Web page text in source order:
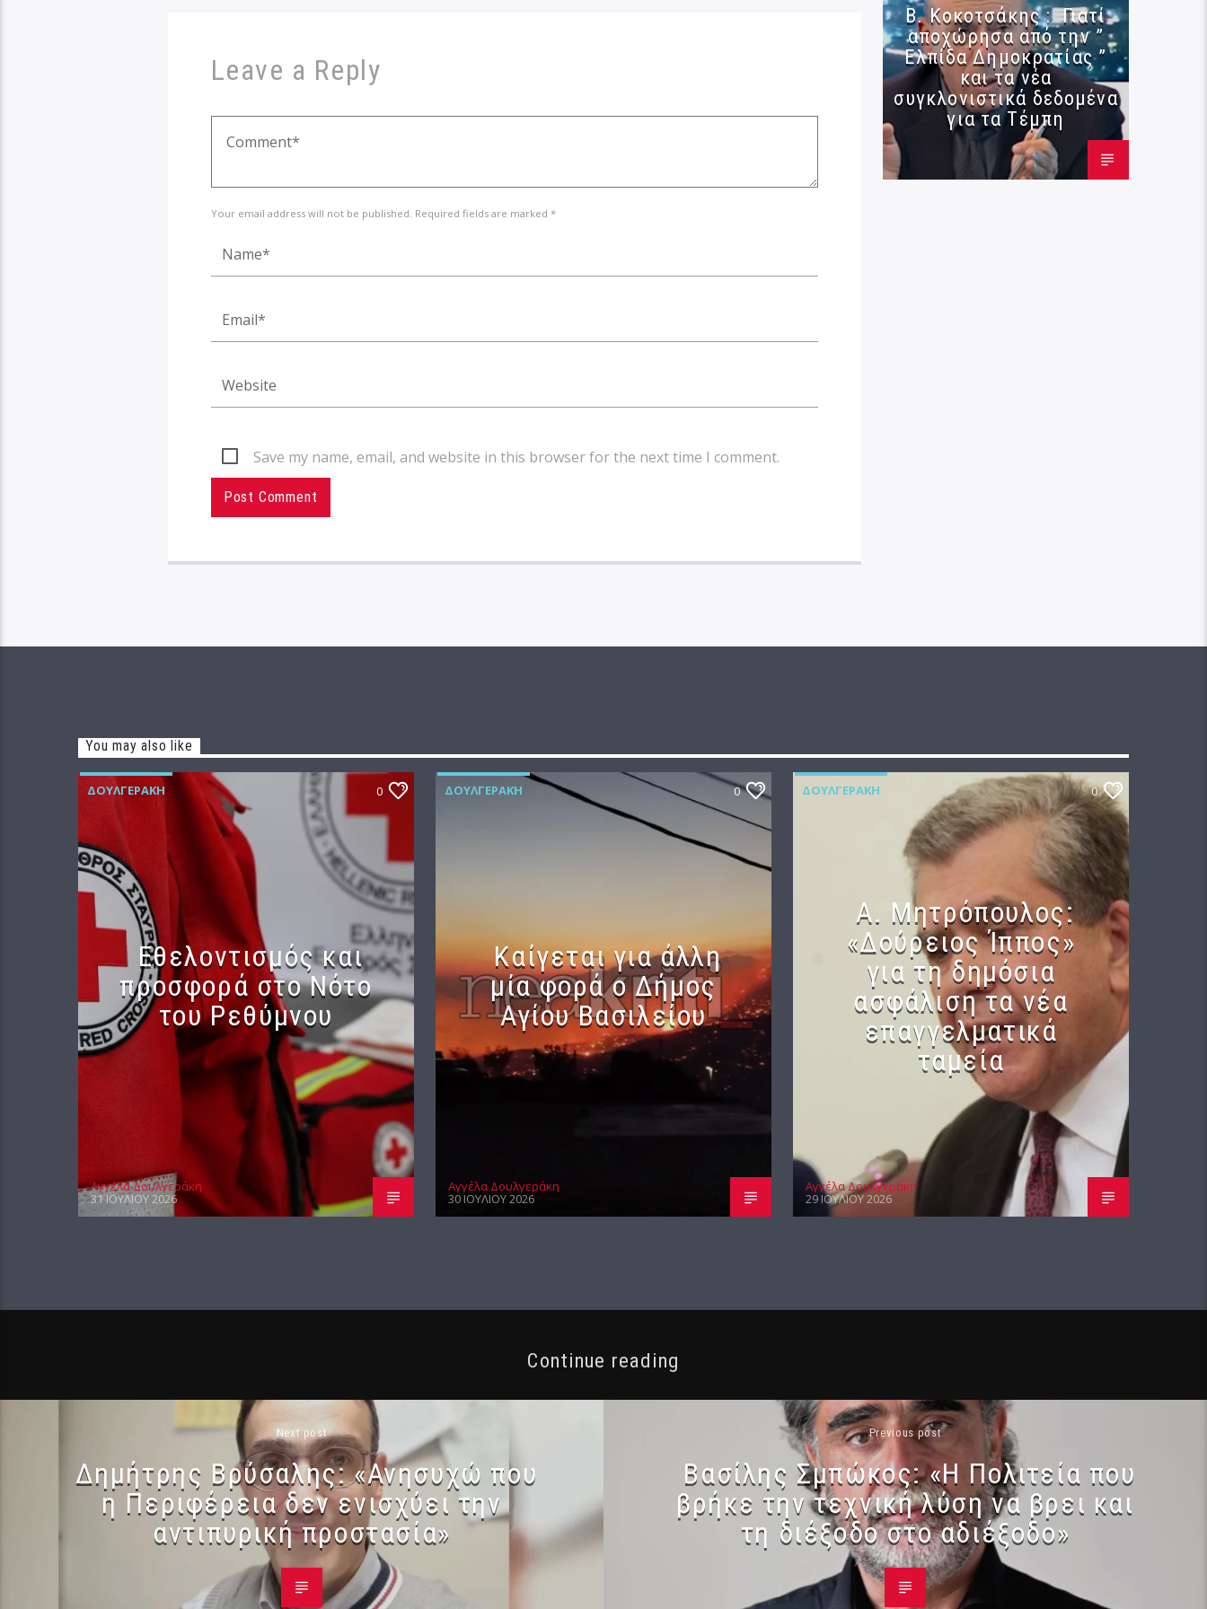
Leave a Reply
Your email address will not be published. Required fields are marked *
Save my name, email, and website in this browser for the next time I comment.
Β. Κοκοτσάκης : Γιατί
αποχώρησα από την ”
Ελπίδα Δημοκρατίας ”
και τα νέα
συγκλονιστικά δεδομένα
για τα Τέμπη
You may also like
ΔΟΥΛΓΕΡΆΚΗ 0
Εθελοντισμός και
προσφορά στο Νότο
του Ρεθύμνου
Αγγέλα Δουλγεράκη
31 ΙΟΥΛΊΟΥ 2026
ΔΟΥΛΓΕΡΆΚΗ 0
Καίγεται για άλλη
μία φορά ο Δήμος
Αγίου Βασιλείου
Αγγέλα Δουλγεράκη
30 ΙΟΥΛΊΟΥ 2026
ΔΟΥΛΓΕΡΆΚΗ 0
Α. Μητρόπουλος:
«Δούρειος Ίππος»
για τη δημόσια
ασφάλιση τα νέα
επαγγελματικά
ταμεία
Αγγέλα Δουλγεράκη
29 ΙΟΥΛΊΟΥ 2026
Continue reading
Next post
Δημήτρης Βρύσαλης: «Ανησυχώ που
η Περιφέρεια δεν ενισχύει την
αντιπυρική προστασία»
Previous post
Βασίλης Σμπώκος: «Η Πολιτεία που
βρήκε την τεχνική λύση να βρει και
τη διέξοδο στο αδιέξοδο»